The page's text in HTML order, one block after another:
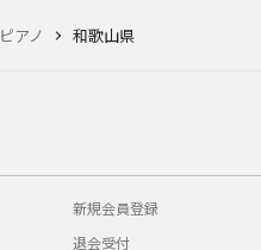
ピアノ 和歌山県
新規会員登録
退会受付